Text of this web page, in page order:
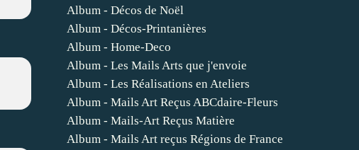
Album - Décos de Noël
Album - Décos-Printanières
Album - Home-Deco
Album - Les Mails Arts que j'envoie
Album - Les Réalisations en Ateliers
Album - Mails Art Reçus ABCdaire-Fleurs
Album - Mails-Art Reçus Matière
Album - Mails Art reçus Régions de France